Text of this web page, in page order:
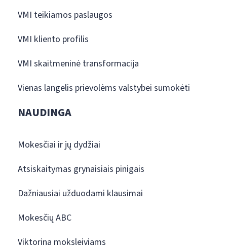
VMI teikiamos paslaugos
VMI kliento profilis
VMI skaitmeninė transformacija
Vienas langelis prievolėms valstybei sumokėti
NAUDINGA
Mokesčiai ir jų dydžiai
Atsiskaitymas grynaisiais pinigais
Dažniausiai užduodami klausimai
Mokesčių ABC
Viktorina moksleiviams